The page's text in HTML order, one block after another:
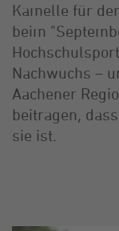
Kamelle für
beim
Nachwuchs –
Aachener
beitragen,
sie ist.